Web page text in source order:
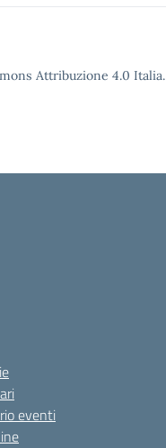
Attribuzione 4.0 Italia.
eventi